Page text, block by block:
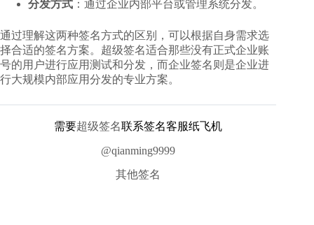
分发方式 ：通过企业内部平台或管理系统分发。
通过理解这两种签名方式的区别，可以根据自身需求选
择合适的签名方案。超级签名适合那些没有正式企业账
号的用户进行应用测试和分发，而企业签名则是企业进
行大规模内部应用分发的专业方案。
需要超级签名联系签名客服纸飞机
@qianming9999
其他签名